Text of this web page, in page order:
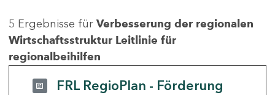
5 Ergebnisse für Verbesserung der regionalen
Wirtschaftsstruktur Leitlinie für
regionalbeihilfen
FRL RegioPlan - Förderung